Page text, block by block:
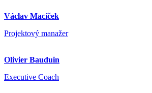
Václav Macíček
Projektový manažer
Olivier Bauduin
Executive Coach